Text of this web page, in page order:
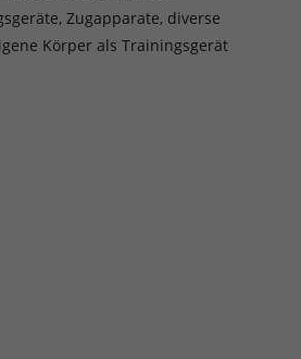
Zugapparate, diverse
Körper als Trainingsgerät